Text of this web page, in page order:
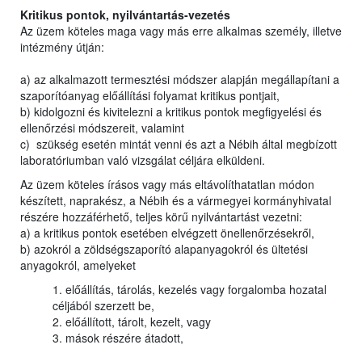
Kritikus pontok, nyilvántartás-vezetés
Az üzem köteles maga vagy más erre alkalmas személy, illetve
intézmény útján:
a) az alkalmazott termesztési módszer alapján megállapítani a
szaporítóanyag előállítási folyamat kritikus pontjait,
b) kidolgozni és kivitelezni a kritikus pontok megfigyelési és
ellenőrzési módszereit, valamint
c) szükség esetén mintát venni és azt a Nébih által megbízott
laboratóriumban való vizsgálat céljára elküldeni.
Az üzem köteles írásos vagy más eltávolíthatatlan módon
készített, naprakész, a Nébih és a vármegyei kormányhivatal
részére hozzáférhető, teljes körű nyilvántartást vezetni:
a) a kritikus pontok esetében elvégzett önellenőrzésekről,
b) azokról a zöldségszaporító alapanyagokról és ültetési
anyagokról, amelyeket
1. előállítás, tárolás, kezelés vagy forgalomba hozatal
céljából szerzett be,
2. előállított, tárolt, kezelt, vagy
3. mások részére átadott,